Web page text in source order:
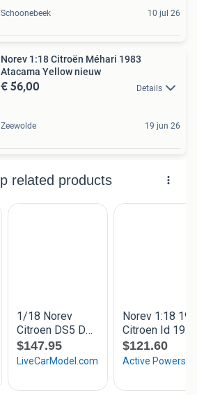
Schoonebeek 10 jul 26
Norev 1:18 Citroën Méhari 1983
Atacama Yellow nieuw
€ 56,00 Details
Zeewolde 19 jun 26